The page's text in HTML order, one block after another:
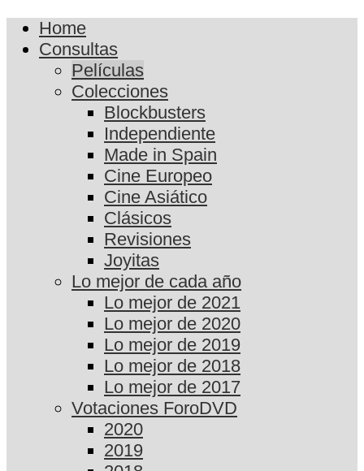
Home
Consultas
Películas
Colecciones
Blockbusters
Independiente
Made in Spain
Cine Europeo
Cine Asiático
Clásicos
Revisiones
Joyitas
Lo mejor de cada año
Lo mejor de 2021
Lo mejor de 2020
Lo mejor de 2019
Lo mejor de 2018
Lo mejor de 2017
Votaciones ForoDVD
2020
2019